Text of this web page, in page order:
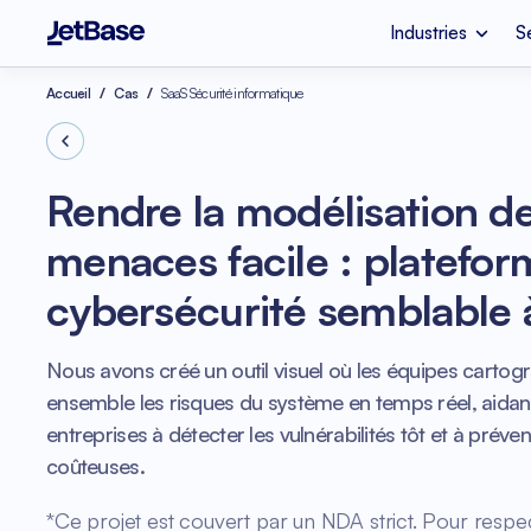
Industries
Industries
Santé mentale
Optimisation des
Services
Conseil Azure
Refactoring de
Technologies
Vue.js
Accueil Cas SaaS Sécurité informatique
Rendre la modélisation
menaces facile :
cybersécurité semblable
Nous avons créé un outil visuel où les équipes
ensemble les risques du système en temps réel,
entreprises à détecter les vulnérabilités tôt et à
coûteuses.
*Ce projet est couvert par un NDA strict. Pour